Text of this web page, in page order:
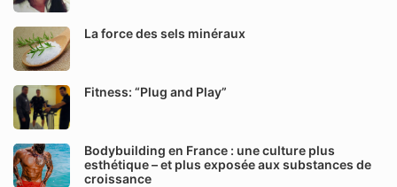
La force des sels minéraux
Fitness: “Plug and Play”
Bodybuilding en France : une culture plus
esthétique – et plus exposée aux substances de
croissance